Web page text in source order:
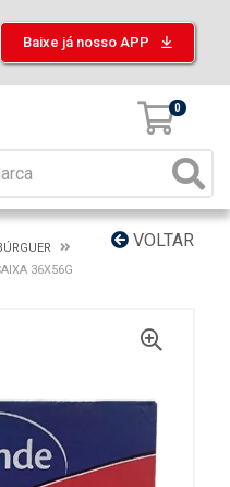
Baixe já nosso APP
0
VOLTAR
36X56G